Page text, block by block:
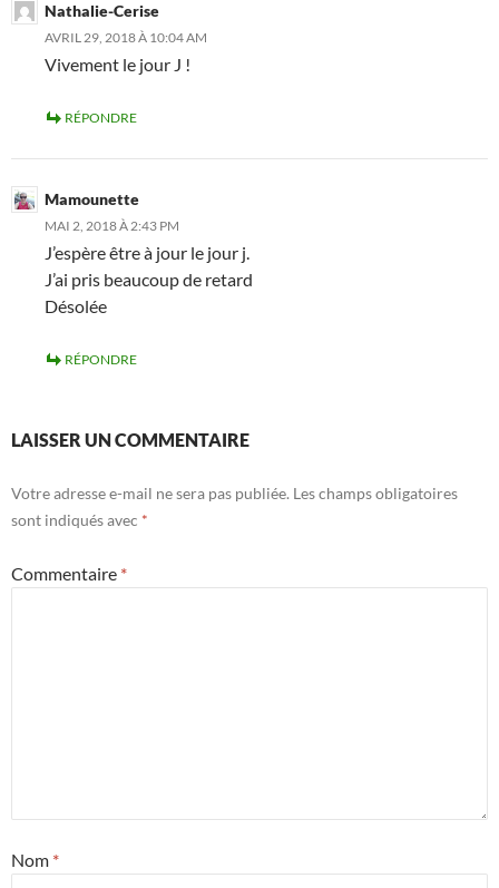
Nathalie-Cerise
AVRIL 29, 2018 À 10:04 AM
Vivement le jour J !
RÉPONDRE
Mamounette
MAI 2, 2018 À 2:43 PM
J’espère être à jour le jour j.
J’ai pris beaucoup de retard
Désolée
RÉPONDRE
LAISSER UN COMMENTAIRE
Votre adresse e-mail ne sera pas publiée. Les champs obligatoires
sont indiqués avec *
Commentaire *
Nom *